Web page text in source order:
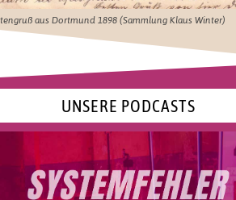
aus Dortmund 1898 (Sammlung Klaus Winter)
UNSERE PODCASTS